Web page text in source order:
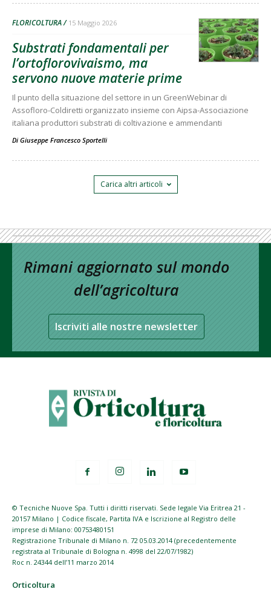
FLORICOLTURA 15 Maggio 2026
Substrati fondamentali per
l’ortoflorovivaismo, ma
servono nuove materie prime
Il punto della situazione del settore in un GreenWebinar di
Assofloro-Coldiretti organizzato insieme con Aipsa-Associazione
italiana produttori substrati di coltivazione e ammendanti
Di Giuseppe Francesco Sportelli
Carica altri articoli
Rimani aggiornato sul mondo
dell’agricoltura
Iscriviti alle nostre newsletter
© Tecniche Nuove Spa. Tutti i diritti riservati. Sede legale Via Eritrea 21 -
20157 Milano | Codice fiscale, Partita IVA e Iscrizione al Registro delle
imprese di Milano: 00753480151
Registrazione Tribunale di Milano n. 72 05.03.2014 (precedentemente
registrata al Tribunale di Bologna n. 4998 del 22/07/1982)
Roc n. 24344 dell’11 marzo 2014
Orticoltura